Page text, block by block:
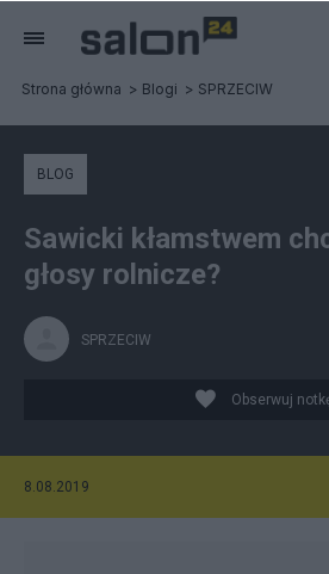
Strona główna Blogi SPRZECIW
BLOG
Sawicki kłamstwem
głosy rolnicze?
SPRZECIW
Obserwuj
8.08.2019